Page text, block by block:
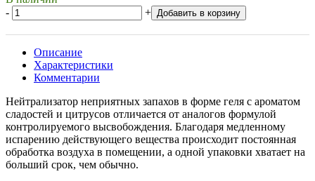
-
+ Добавить в корзину
Описание
Характеристики
Комментарии
Нейтрализатор неприятных запахов в форме геля с ароматом
сладостей и цитрусов отличается от аналогов формулой
контролируемого высвобождения. Благодаря медленному
испарению действующего вещества происходит постоянная
обработка воздуха в помещении, а одной упаковки хватает на
больший срок, чем обычно.